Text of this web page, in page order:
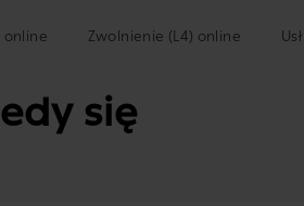
online Zwolnienie (L4) online
się